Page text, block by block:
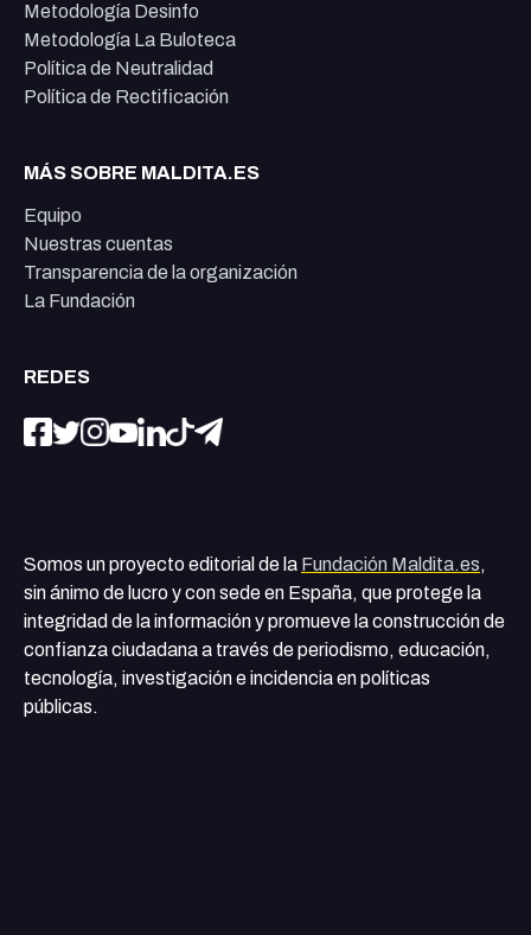
Metodología Desinfo
Metodología La Buloteca
Política de Neutralidad
Política de Rectificación
MÁS SOBRE MALDITA.ES
Equipo
Nuestras cuentas
Transparencia de la organización
La Fundación
REDES
Somos un proyecto editorial de la Fundación Maldita.es,
sin ánimo de lucro y con sede en España, que protege la
integridad de la información y promueve la construcción de
confianza ciudadana a través de periodismo, educación,
tecnología, investigación e incidencia en políticas
públicas.